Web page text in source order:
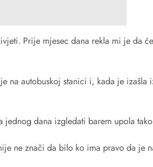
Prije mjesec dana rekla mi je da
autobuskoj stanici i, kada je
jednog dana izgledati barem upola
ne znači da bilo ko ima pravo da je